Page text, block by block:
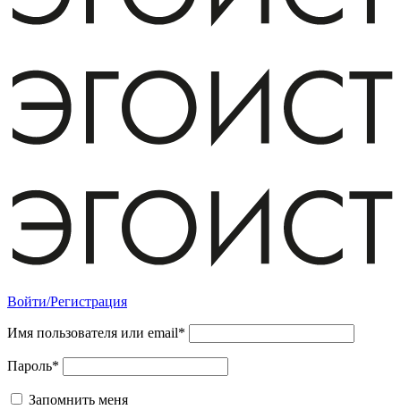
Войти/Регистрация
Имя пользователя или email*
Пароль*
Запомнить меня